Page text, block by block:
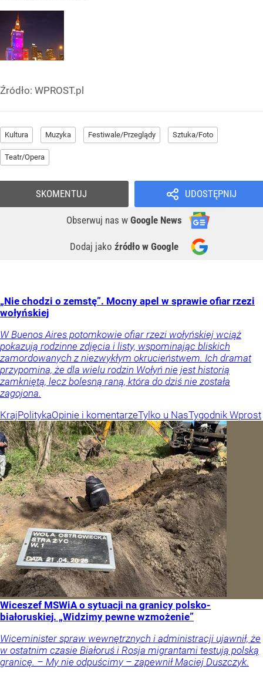
Źródło: WPROST.pl
Kultura Muzyka Festiwale/Przeglądy Sztuka/Foto
Teatr/Opera
UDOSTĘPNIJ
Obserwuj nas w Google News
Dodaj jako źródło w Google
SKOMENTUJ
„Nie chodzi o zemstę”. Mocny apel w sprawie ofiar rzezi
wołyńskiej
W Buenos Aires potomkowie ofiar rzezi wołyńskiej wciąż
pokazują rodzinne zdjęcia i listy, wspominając bliskich
zamordowanych z niezwykłym okrucieństwem. Ich dramat
przypomina, że dla wielu rodzin Wołyń nie jest historią
zamkniętą, lecz bolesną raną, która do dziś nie została
zagojona.
KrajPolitykaOpinie i komentarzeTylko u NasTygodnik Wprost
Wiceszef MSWiA o sytuacji na granicy polsko-
białoruskiej. „Widzimy pewne wzmożenie”
Wiceminister spraw wewnętrznych i administracji ujawnił, że
w ostatnim czasie Białoruś i Rosja migrantami testują polską
granicę. – My nie odpuścimy – zapewnił Maciej Duszczyk.